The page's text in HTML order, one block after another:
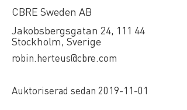
CBRE Sweden AB
Jakobsbergsgatan 24, 111 44
Stockholm, Sverige
robin.herteus@cbre.com
Auktoriserad sedan 2019-11-01